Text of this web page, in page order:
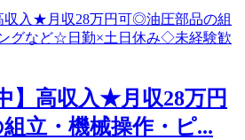
】高収入★月収28万円
立・機械操作・ピ...